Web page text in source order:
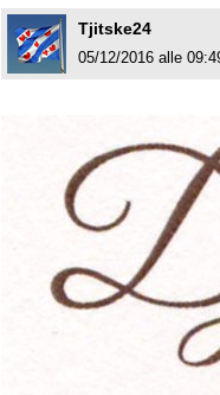
Tjitske24
05/12/2016 alle